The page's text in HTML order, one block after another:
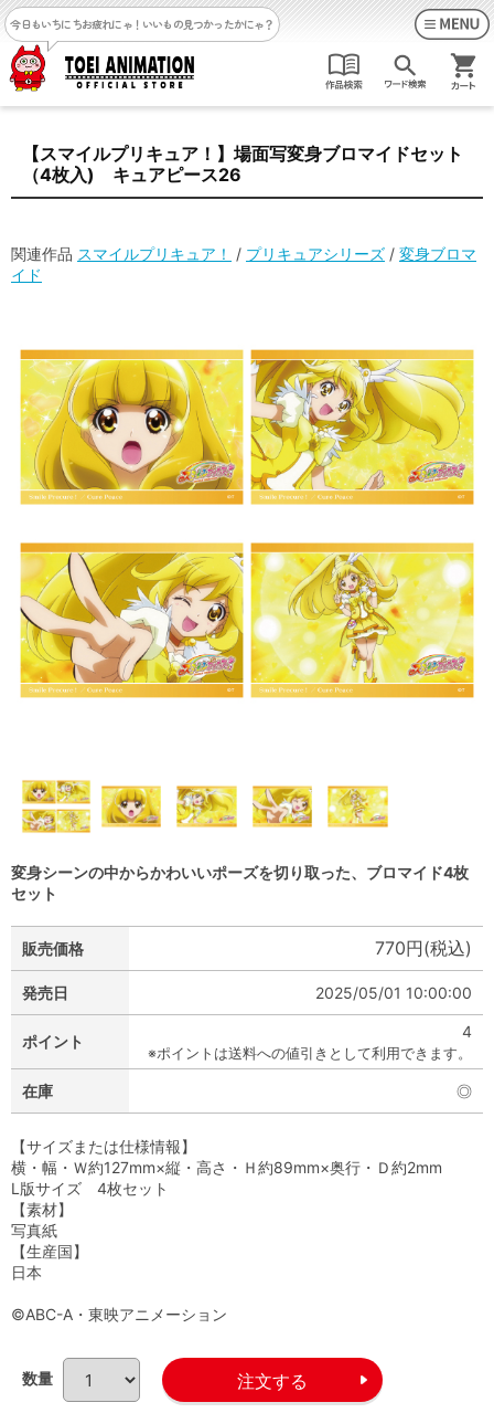
今日もいちにちお疲れにゃ！ いいもの見つかったかにゃ？
【スマイルプリキュア！】場面写変身ブロマイドセット
（4枚入) キュアピース26
関連作品 スマイルプリキュア！ / プリキュアシリーズ / 変身ブロマ
イド
変身シーンの中からかわいいポーズを切り取った、ブロマイド4枚
セット
販売価格 770円(税込)
発売日 2025/05/01 10:00:00
ポイント
4
※ポイントは送料への値引きとして利用できます。
在庫 ◎
【サイズまたは仕様情報】
横・幅・Ｗ約127mm×縦・高さ・Ｈ約89mm×奥行・Ｄ約2mm
L版サイズ 4枚セット
【素材】
写真紙
【生産国】
日本
©ABC-A・東映アニメーション
数量